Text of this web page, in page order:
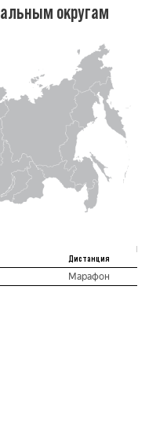
округам
Дистанция
Марафон